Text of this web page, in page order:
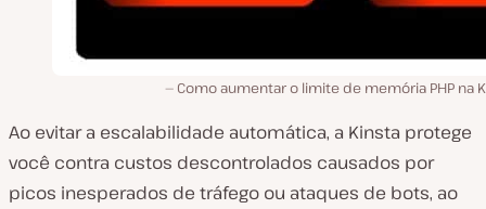
Como aumentar o limite de memória PHP na
Ao evitar a escalabilidade automática, a Kinsta protege
você contra custos descontrolados causados por
picos inesperados de tráfego ou ataques de bots, ao